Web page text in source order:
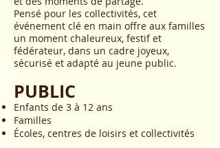
Pensé pour les collectivités, cet
événement clé en main offre aux familles
un moment chaleureux, festif et
fédérateur, dans un cadre joyeux,
sécurisé et adapté au jeune public.
PUBLIC
Enfants de 3 à 12 ans
Familles
Écoles, centres de loisirs et collectivités